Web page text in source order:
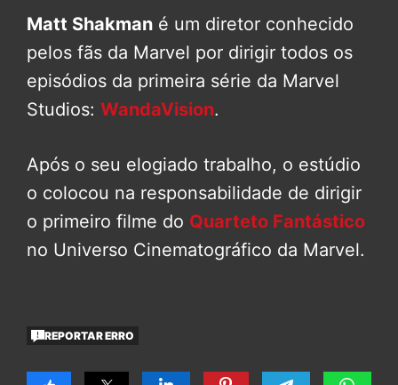
Matt Shakman é um diretor conhecido
pelos fãs da Marvel por dirigir todos os
episódios da primeira série da Marvel
Studios: WandaVision.
Após o seu elogiado trabalho, o estúdio
o colocou na responsabilidade de dirigir
o primeiro filme do Quarteto Fantástico
no Universo Cinematográfico da Marvel.
REPORTAR ERRO